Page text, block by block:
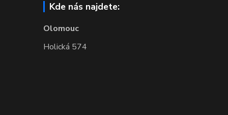
Kde nás najdete:
Olomouc
Holická 574